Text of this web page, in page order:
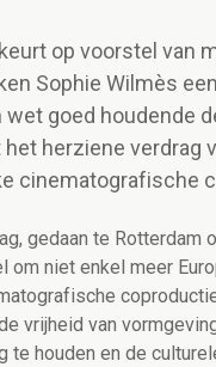
op voorstel van
Sophie Wilmès een
goed houdende
herziene verdrag
cinematografische
gedaan te Rotterdam
om niet enkel meer
vrijheid van
te houden en de